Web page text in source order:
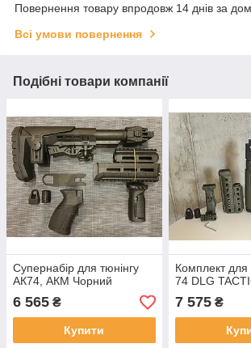
Повернення товару впродовж 14 днів за
Всі умови повернення
Подібні товари компанії
Супернабір для тюнінгу
АК74, АКМ Чорний
6 565 ₴
Купити
Комплект для
74 DLG
7 575₴